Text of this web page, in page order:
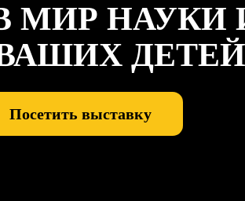
МИР НАУКИ
ДЕТЕЙ
Посетить выставку